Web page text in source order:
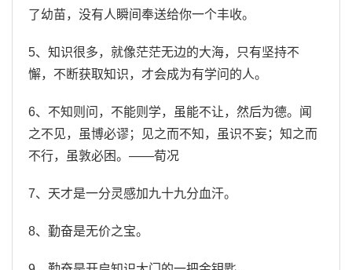
了幼苗，没有人瞬间奉送给你一个丰收。
5、知识很多，就像茫茫无边的大海，只有坚持不
懈，不断获取知识，才会成为有学问的人。
6、不知则问，不能则学，虽能不让，然后为德。闻
之不见，虽博必谬；见之而不知，虽识不妄；知之而
不行，虽敦必困。——荀况
7、天才是一分灵感加九十九分血汗。
8、勤奋是无价之宝。